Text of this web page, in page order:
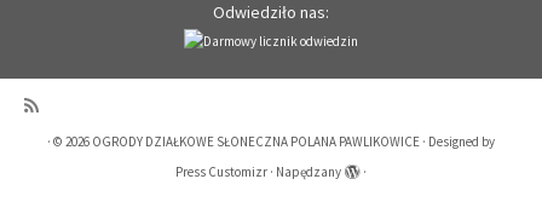
Odwiedziło nas:
· © 2026 OGRODY DZIAŁKOWE SŁONECZNA POLANA PAWLIKOWICE · Designed by
Press Customizr · Napędzany ·